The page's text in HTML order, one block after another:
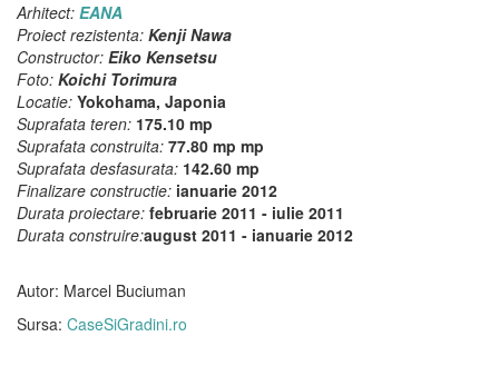
Arhitect: EANA
Proiect rezistenta: Kenji Nawa
Constructor: Eiko Kensetsu
Foto: Koichi Torimura
Locatie: Yokohama, Japonia
Suprafata teren: 175.10 mp
Suprafata construita: 77.80 mp mp
Suprafata desfasurata: 142.60 mp
Finalizare constructie: ianuarie 2012
Durata proiectare: februarie 2011 - iulie 2011
Durata construire:august 2011 - ianuarie 2012
Autor: Marcel Buciuman
Sursa: CaseSiGradini.ro